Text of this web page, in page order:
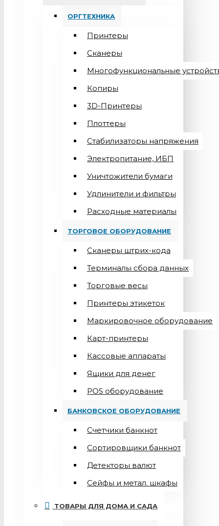
ОРГТЕХНИКА
Принтеры
Сканеры
Многофункциональные
Копиры
3D-Принтеры
Плоттеры
Стабилизаторы напряжения
Электропитание, ИБП
Уничтожители бумаги
Удлинители и фильтры
Расходные материалы
ТОРГОВОЕ ОБОРУДОВАНИЕ
Сканеры штрих-кода
Терминалы сбора данных
Торговые весы
Принтеры этикеток
Маркировочное оборудование
Карт-принтеры
Кассовые аппараты
Ящики для денег
POS оборудование
БАНКОВСКОЕ ОБОРУДОВАНИЕ
Счетчики банкнот
Сортировщики банкнот
Детекторы валют
Сейфы и метал. шкафы
ТОВАРЫ ДЛЯ ДОМА И САДА